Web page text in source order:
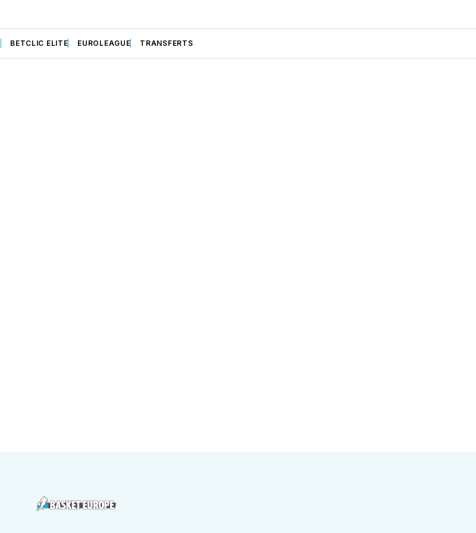
BETCLIC ELITE EUROLEAGUE TRANSFERTS